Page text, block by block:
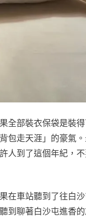
全部裝衣保袋是裝
包走天涯」的豪氣
人到了這個年紀，
在車站聽到了往白沙
到聊著白沙屯進香